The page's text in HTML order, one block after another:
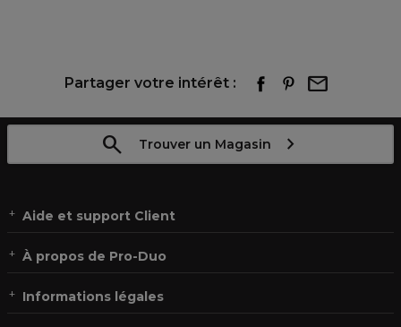
Partager votre intérêt :
Trouver un Magasin
Aide et support Client
À propos de Pro-Duo
Informations légales